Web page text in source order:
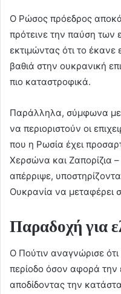
Ο Ρώσος πρόεδρος
πρότεινε την παύση των
εκτιμώντας ότι το
βαθιά στην ουκρανική
πιο καταστροφικά.
Παράλληλα, σύμφωνα με
να περιοριστούν οι
που η Ρωσία έχει
Χερσώνα και Ζαπορίζια
απέρριψε,
Ουκρανία να μεταφέρει
Παραδοχή για
Ο Πούτιν αναγνώρισε
περίοδο όσον αφορά την
αποδίδοντας την